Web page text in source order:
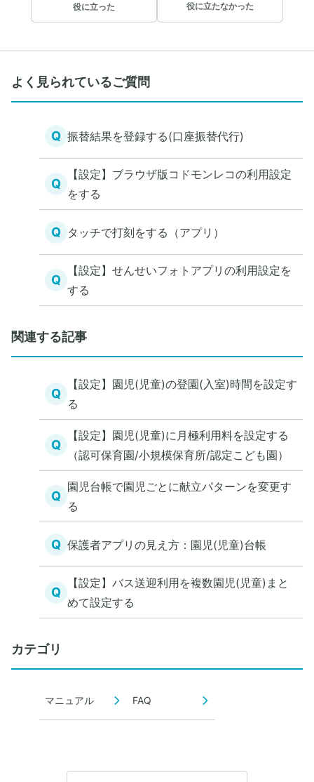
役に立った 役に立たなかった
よく見られているご質問
Q 振替結果を登録する(口座振替代行)
Q
【設定】ブラウザ版コドモンレコの利用設定
をする
Q タッチで打刻をする（アプリ）
Q
【設定】せんせいフォトアプリの利用設定を
する
関連する記事
Q
【設定】園児(児童)の登園(入室)時間を設定す
る
Q
【設定】園児(児童)に月極利用料を設定する
（認可保育園/小規模保育所/認定こども園）
Q
園児台帳で園児ごとに献立パターンを変更す
る
Q 保護者アプリの見え方：園児(児童)台帳
Q
【設定】バス送迎利用を複数園児(児童)まと
めて設定する
カテゴリ
マニュアル FAQ